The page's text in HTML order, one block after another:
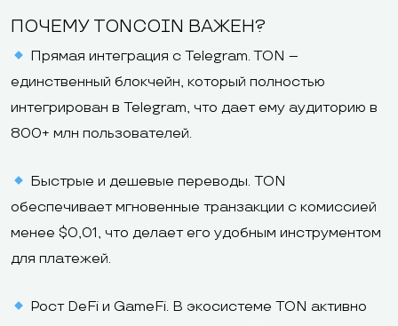
ПОЧЕМУ TONCOIN ВАЖЕН?
Прямая интеграция с Telegram. TON –
единственный блокчейн, который полностью
интегрирован в Telegram, что дает ему аудиторию в
800+ млн пользователей.
Быстрые и дешевые переводы. TON
обеспечивает мгновенные транзакции с комиссией
менее $0,01, что делает его удобным инструментом
для платежей.
Рост DeFi и GameFi. В экосистеме TON активно